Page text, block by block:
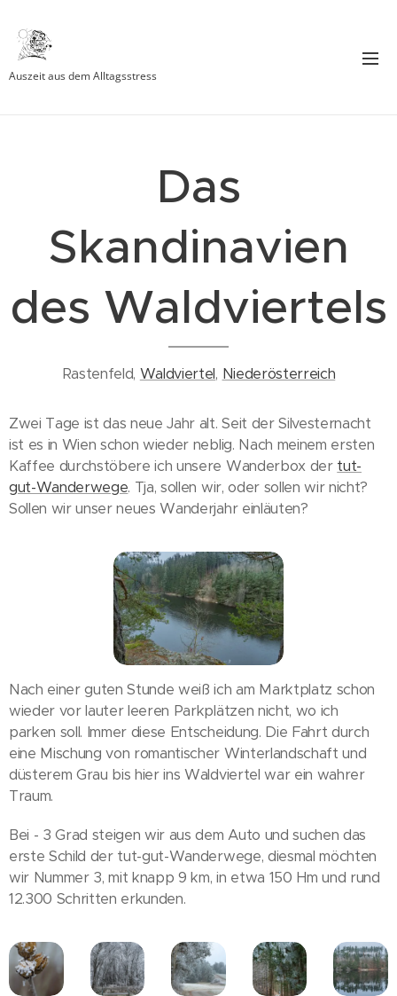
Auszeit aus dem Alltagsstress
Das
Skandinavien
des Waldviertels
Rastenfeld, Waldviertel, Niederösterreich
Zwei Tage ist das neue Jahr alt. Seit der Silvesternacht
ist es in Wien schon wieder neblig. Nach meinem ersten
Kaffee durchstöbere ich unsere Wanderbox der tut-
gut-Wanderwege. Tja, sollen wir, oder sollen wir nicht?
Sollen wir unser neues Wanderjahr einläuten?
Nach einer guten Stunde weiß ich am Marktplatz schon
wieder vor lauter leeren Parkplätzen nicht, wo ich
parken soll. Immer diese Entscheidung. Die Fahrt durch
eine Mischung von romantischer Winterlandschaft und
düsterem Grau bis hier ins Waldviertel war ein wahrer
Traum.
Bei - 3 Grad steigen wir aus dem Auto und suchen das
erste Schild der tut-gut-Wanderwege, diesmal möchten
wir Nummer 3, mit knapp 9 km, in etwa 150 Hm und rund
12.300 Schritten erkunden.